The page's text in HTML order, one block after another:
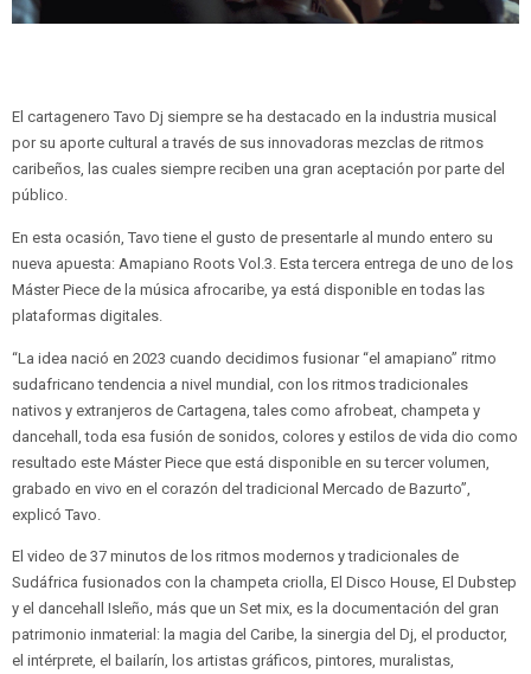
El cartagenero Tavo Dj siempre se ha destacado en la industria musical
por su aporte cultural a través de sus innovadoras mezclas de ritmos
caribeños, las cuales siempre reciben una gran aceptación por parte del
público.
En esta ocasión, Tavo tiene el gusto de presentarle al mundo entero su
nueva apuesta: Amapiano Roots Vol.3. Esta tercera entrega de uno de los
Máster Piece de la música afrocaribe, ya está disponible en todas las
plataformas digitales.
“La idea nació en 2023 cuando decidimos fusionar “el amapiano” ritmo
sudafricano tendencia a nivel mundial, con los ritmos tradicionales
nativos y extranjeros de Cartagena, tales como afrobeat, champeta y
dancehall, toda esa fusión de sonidos, colores y estilos de vida dio como
resultado este Máster Piece que está disponible en su tercer volumen,
grabado en vivo en el corazón del tradicional Mercado de Bazurto”,
explicó Tavo.
El video de 37 minutos de los ritmos modernos y tradicionales de
Sudáfrica fusionados con la champeta criolla, El Disco House, El Dubstep
y el dancehall Isleño, más que un Set mix, es la documentación del gran
patrimonio inmaterial: la magia del Caribe, la sinergia del Dj, el productor,
el intérprete, el bailarín, los artistas gráficos, pintores, muralistas,